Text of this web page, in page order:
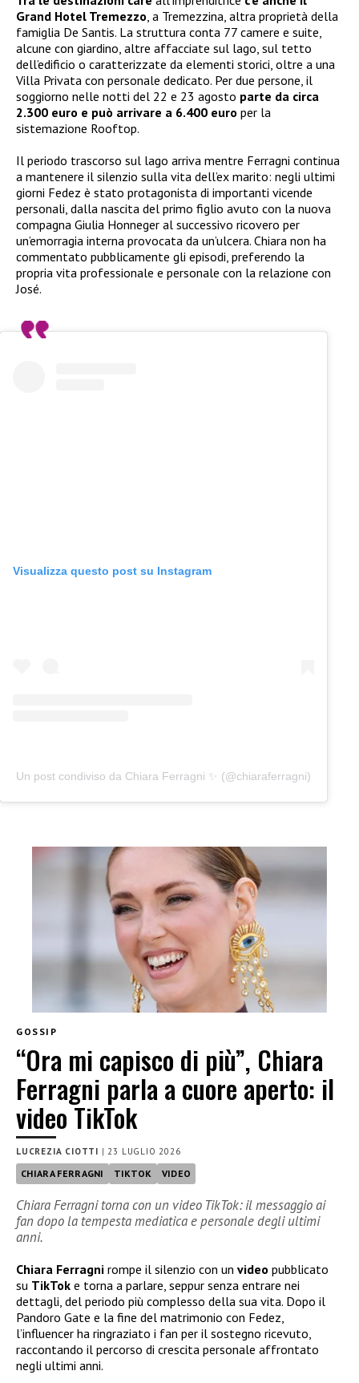
Grand Hotel Tremezzo , a Tremezzina, altra proprietà della
famiglia De Santis. La struttura conta 77 camere e suite,
alcune con giardino, altre affacciate sul lago, sul tetto
dell’edificio o caratterizzate da elementi storici, oltre a una
Villa Privata con personale dedicato. Per due persone, il
soggiorno nelle notti del 22 e 23 agosto parte da circa
2.300 euro e può arrivare a 6.400 euro per la
sistemazione Rooftop.
Il periodo trascorso sul lago arriva mentre Ferragni continua
a mantenere il silenzio sulla vita dell’ex marito: negli ultimi
giorni Fedez è stato protagonista di importanti vicende
personali, dalla nascita del primo figlio avuto con la nuova
compagna Giulia Honneger al successivo ricovero per
un’emorragia interna provocata da un’ulcera. Chiara non ha
commentato pubblicamente gli episodi, preferendo la
propria vita professionale e personale con la relazione con
José.
Visualizza questo post su Instagram
Un post condiviso da Chiara Ferragni ✨ (@chiaraferragni)
GOSSIP
“Ora mi capisco di più”, Chiara
Ferragni parla a cuore aperto: il
video TikTok
LUCREZIA CIOTTI | 23 LUGLIO 2026
CHIARA FERRAGNI TIKTOK VIDEO
Chiara Ferragni torna con un video TikTok: il messaggio ai
fan dopo la tempesta mediatica e personale degli ultimi
anni.
Chiara Ferragni rompe il silenzio con un video pubblicato
su TikTok e torna a parlare, seppur senza entrare nei
dettagli, del periodo più complesso della sua vita. Dopo il
Pandoro Gate e la fine del matrimonio con Fedez,
l’influencer ha ringraziato i fan per il sostegno ricevuto,
raccontando il percorso di crescita personale affrontato
negli ultimi anni.